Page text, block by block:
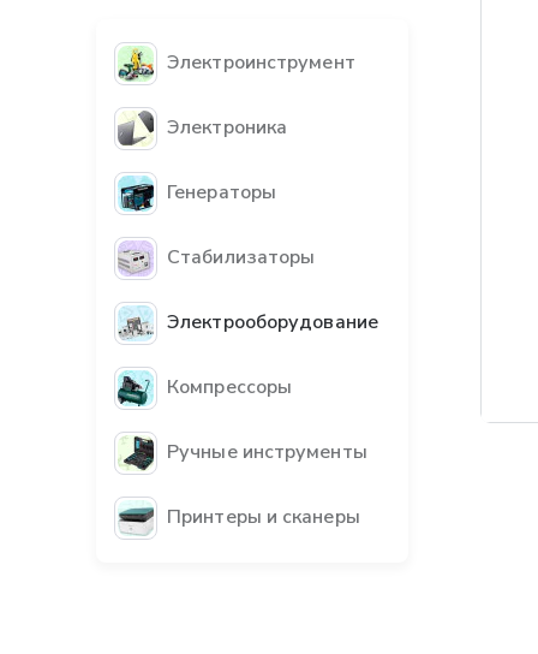
Электроинструмент
Электроника
Генераторы
Стабилизаторы
Электрооборудование
Компрессоры
Ручные инструменты
Принтеры и сканеры